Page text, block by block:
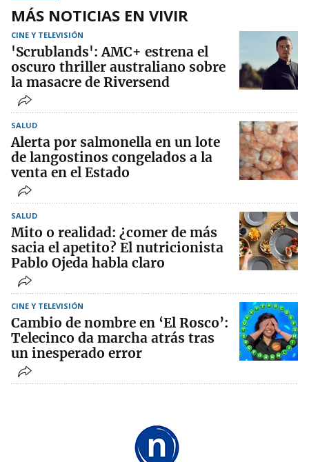
MÁS NOTICIAS EN VIVIR
CINE Y TELEVISIÓN
'Scrublands': AMC+ estrena el
oscuro thriller australiano sobre
la masacre de Riversend
SALUD
Alerta por salmonella en un lote
de langostinos congelados a la
venta en el Estado
SALUD
Mito o realidad: ¿comer de más
sacia el apetito? El nutricionista
Pablo Ojeda habla claro
CINE Y TELEVISIÓN
Cambio de nombre en ‘El Rosco’:
Telecinco da marcha atrás tras
un inesperado error